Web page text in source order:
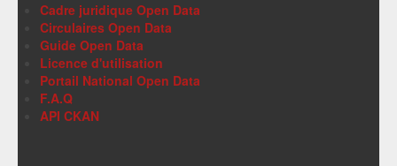
Cadre juridique Open Data
Circulaires Open Data
Guide Open Data
Licence d'utilisation
Portail National Open Data
F.A.Q
API CKAN